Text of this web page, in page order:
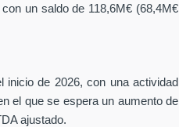
un saldo de 118,6M€ (68,4M€
inicio de 2026, con una actividad
el que se espera un aumento de
ajustado.